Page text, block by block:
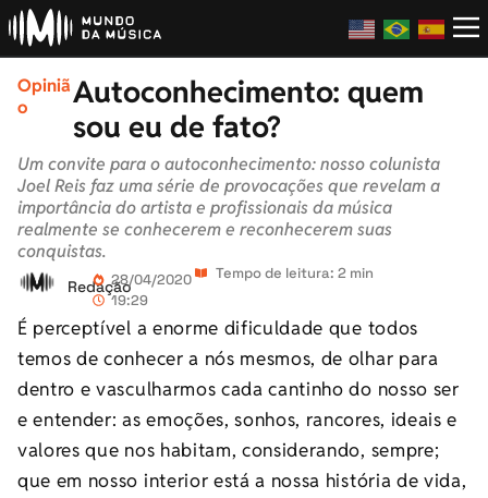
Opiniã
o
Autoconhecimento: quem
sou eu de fato?
Um convite para o autoconhecimento: nosso colunista
Joel Reis faz uma série de provocações que revelam a
importância do artista e profissionais da música
realmente se conhecerem e reconhecerem suas
conquistas.
Redação28/04/2020
19:29
Tempo de leitura: 2 min
É perceptível a enorme dificuldade que todos
temos de conhecer a nós mesmos, de olhar para
dentro e vasculharmos cada cantinho do nosso ser
e entender: as emoções, sonhos, rancores, ideais e
valores que nos habitam, considerando, sempre;
que em nosso interior está a nossa história de vida,